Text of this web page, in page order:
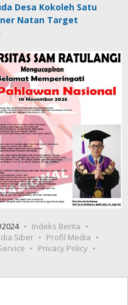
Desa Kokoleh Satu
Natan Target
Indeks Berita
Siber
Profil Media
Privacy Policy